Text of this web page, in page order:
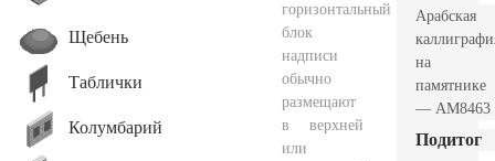
Щебень
Таблички
Колумбарий
горизонтальный
блок
надписи
обычно
размещают
в верхней
или
Арабская
на
памятнике
— AM8463
Подитог